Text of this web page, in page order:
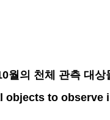
월의 천체 관측 대상
objects to observe